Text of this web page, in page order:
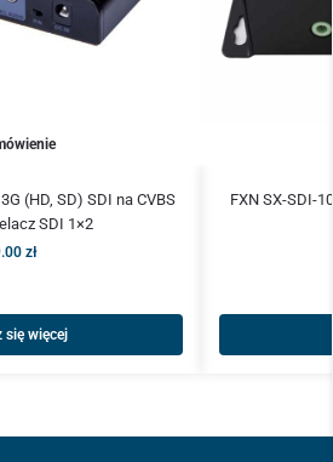
(HD, SD) SDI na CVBS
SDI 1×2
zł
się więcej
FXN SX-SDI-